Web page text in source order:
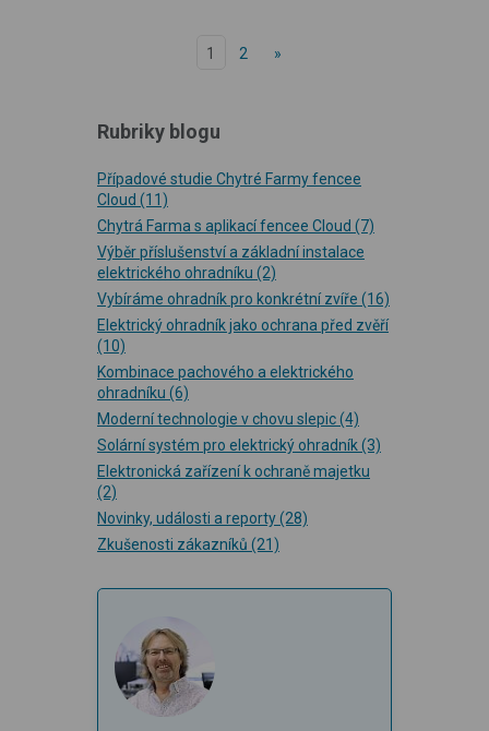
1 2 »
Rubriky blogu
Případové studie Chytré Farmy fencee
Cloud (11)
Chytrá Farma s aplikací fencee Cloud (7)
Výběr příslušenství a základní instalace
elektrického ohradníku (2)
Vybíráme ohradník pro konkrétní zvíře (16)
Elektrický ohradník jako ochrana před zvěří
(10)
Kombinace pachového a elektrického
ohradníku (6)
Moderní technologie v chovu slepic(4)
Solární systém pro elektrický ohradník(3)
Elektronická zařízení k ochraně majetku
(2)
Novinky, události a reporty(28)
Zkušenosti zákazníků (21)